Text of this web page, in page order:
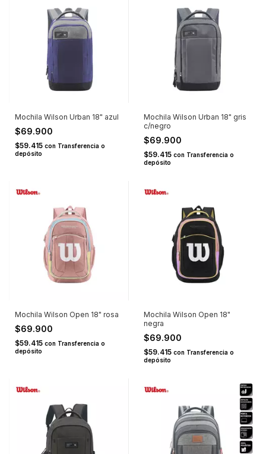
Mochila Wilson Urban 18" azul
$69.900
$59.415 con Transferencia o
depósito
Mochila Wilson Urban 18" gris
c/negro
$69.900
$59.415 con Transferencia o
depósito
Mochila Wilson Open 18" rosa
$69.900
$59.415 con Transferencia o
depósito
Mochila Wilson Open 18"
negra
$69.900
$59.415 con Transferencia o
depósito